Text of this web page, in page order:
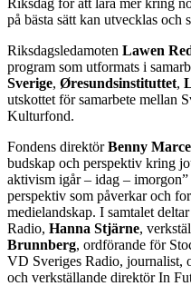
på bästa sätt kan utvecklas och
Riksdagsledamoten Lawen
program som utformats i
Sverige, Øresundsinstituttet,
utskottet för samarbete mellan
Kulturfond.
Fondens direktörBenny
budskap och perspektiv kring
aktivism igår – idag –
perspektiv som påverkar och
medielandskap. I samtalet deltar
Radio, Hanna Stjärne,
Brunnberg, ordförande för
VD Sveriges Radio, journalist,
och verkställande direktör In